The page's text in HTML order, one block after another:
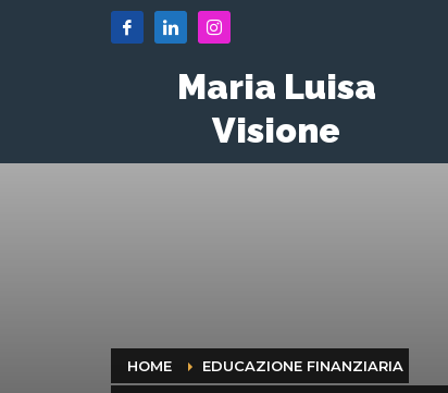
Maria Luisa
Visione
HOME EDUCAZIONE FINANZIARIA